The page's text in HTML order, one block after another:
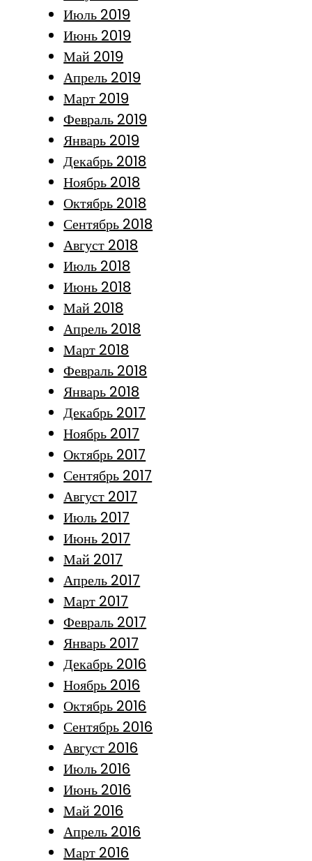
Июль 2019
Июнь 2019
Май 2019
Апрель 2019
Март 2019
Февраль 2019
Январь 2019
Декабрь 2018
Ноябрь 2018
Октябрь 2018
Сентябрь 2018
Август 2018
Июль 2018
Июнь 2018
Май 2018
Апрель 2018
Март 2018
Февраль 2018
Январь 2018
Декабрь 2017
Ноябрь 2017
Октябрь 2017
Сентябрь 2017
Август 2017
Июль 2017
Июнь 2017
Май 2017
Апрель 2017
Март 2017
Февраль 2017
Январь 2017
Декабрь 2016
Ноябрь 2016
Октябрь 2016
Сентябрь 2016
Август 2016
Июль 2016
Июнь 2016
Май 2016
Апрель 2016
Март 2016